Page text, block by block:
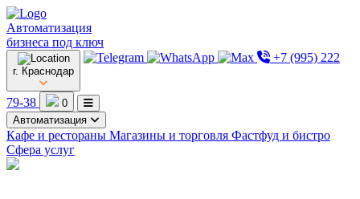
Автоматизация
бизнеса под ключ
г. Краснодар
+7 (995) 222
79-38
0
Автоматизация
Кафе и рестораны Магазины и торговля Фастфуд и бистро
Сфера услуг